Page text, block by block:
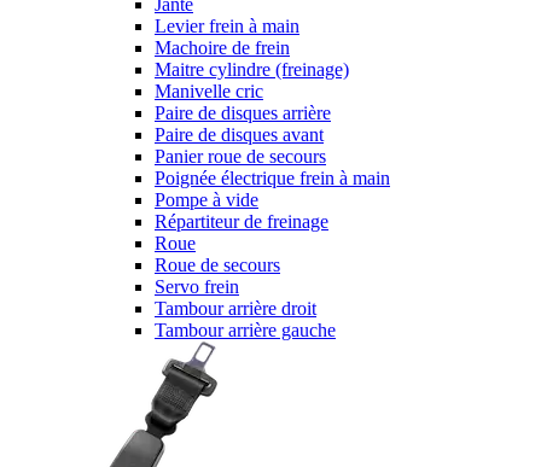
Jante
Levier frein à main
Machoire de frein
Maitre cylindre (freinage)
Manivelle cric
Paire de disques arrière
Paire de disques avant
Panier roue de secours
Poignée électrique frein à main
Pompe à vide
Répartiteur de freinage
Roue
Roue de secours
Servo frein
Tambour arrière droit
Tambour arrière gauche